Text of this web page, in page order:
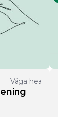
Väga hea